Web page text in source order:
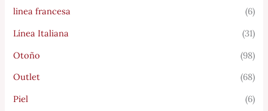
linea francesa
(6)
Línea Italiana
(31)
Otoño
(98)
Outlet
(68)
Piel
(6)